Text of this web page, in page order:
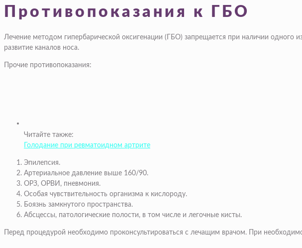
Противопоказания к ГБО
Лечение методом гипербарической оксигенации (ГБО) запрещается при наличии одного
развитие каналов носа.
Прочие противопоказания:
Читайте также:
Голодание при ревматоидном артрите
Эпилепсия.
Артериальное давление выше 160/90.
ОРЗ, ОРВИ, пневмония.
Особая чувствительность организма к кислороду.
Боязнь замкнутого пространства.
Абсцессы, патологические полости, в том числе и легочные кисты.
Перед процедурой необходимо проконсультироваться с лечащим врачом. При